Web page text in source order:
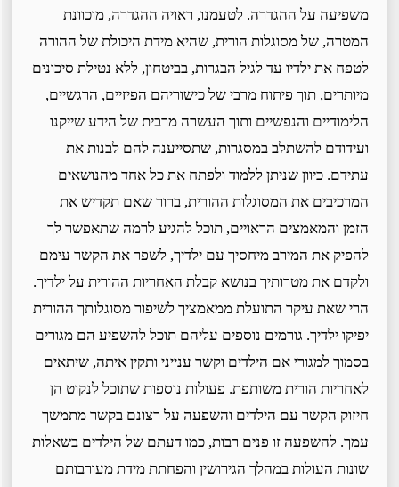
משפיעה על ההגדרה. לטעמנו, ראויה ההגדרה, מוכוונת
המטרה, של מסוגלות הורית, שהיא מידת היכולת של ההורה
לטפח את ילדיו עד לגיל הבגרות, בביטחון, ללא נטילת סיכונים
מיותרים, תוך פיתוח מרבי של כישוריהם הפיזיים, הרגשיים,
הלימודיים והנפשיים ותוך העשרה מרבית של הידע שייקנו
ועידודם להשתלב במסגרות, שתסייענה להם לבנות את
עתידם. כיוון שניתן ללמוד ולפתח את כל אחד מהנושאים
המרכיבים את המסוגלות ההורית, ברור שאם תקדיש את
הזמן והמאמצים הראויים, תוכל להגיע לרמה שתאפשר לך
להפיק את המירב מיחסיך עם ילדיך, לשפר את הקשר עימם
ולקדם את מטרותיך בנושא קבלת האחריות ההורית על ילדיך.
הרי שאת עיקר התועלת ממאמציך לשיפור מסוגלותך ההורית
יפיקו ילדיך. גורמים נוספים עליהם תוכל להשפיע הם מגורים
בסמוך למגורי אם הילדים וקשר ענייני ותקין איתה, שיתאים
לאחריות הורית משותפת. פעולות נוספות שתוכל לנקוט הן
חיזוק הקשר עם הילדים והשפעה על רצונם בקשר מתמשך
עמך. להשפעה זו פנים רבות, כמו דעתם של הילדים בשאלות
שונות העולות במהלך הגירושין והפחתת מידת מעורבותם